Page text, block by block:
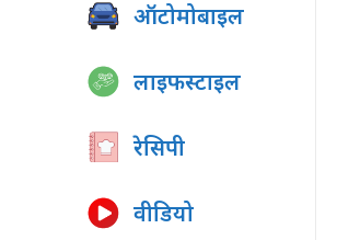
ऑटोमोबाइल
लाइफस्टाइल
रेसिपी
वीडियो